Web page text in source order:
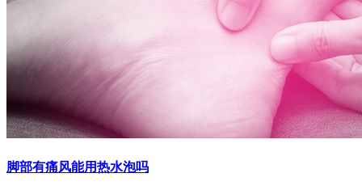
脚部有痛风能用热水泡吗